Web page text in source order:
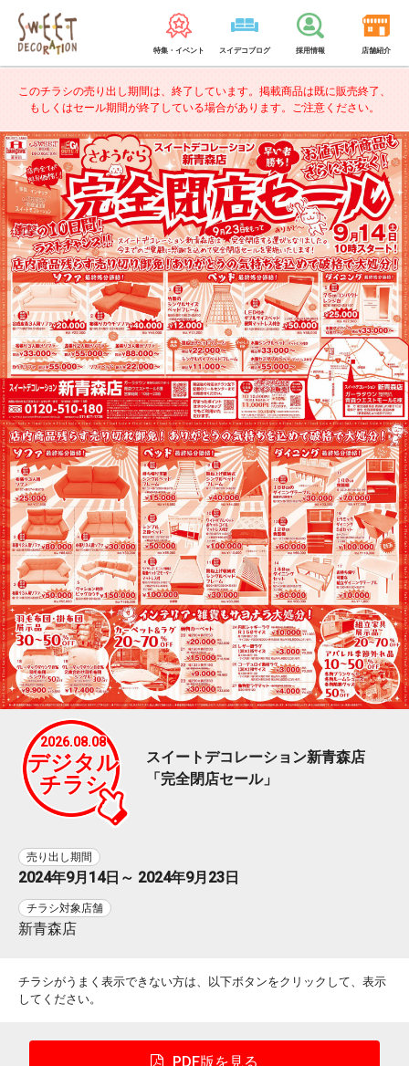
特集・イベント スイデコブログ 採用情報 店舗紹介
このチラシの売り出し期間は、終了しています。 掲載商品は既に販売終了、
もしくはセール期間が終了している場合があります。ご注意ください。
2026.08.08
デジタル
チラシ
スイートデコレーション新青森店
「完全閉店セール」
売り出し期間
2024年9月14日～ 2024年9月23日
チラシ対象店舗
新青森店
チラシがうまく表示できない方は、以下ボタンをクリックして、表示
してください。
PDF版を見る